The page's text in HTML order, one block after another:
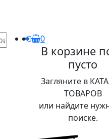
0
В корзине
пусто
Загляните в
ТОВАРОВ
или найдите
поиске.